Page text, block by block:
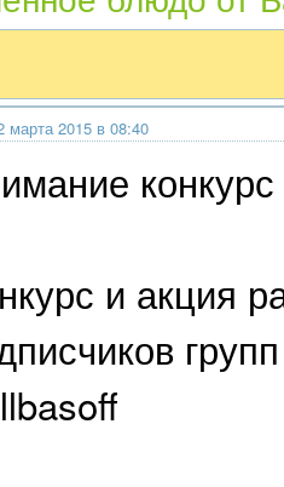
марта 2015 в 08:40
и акция